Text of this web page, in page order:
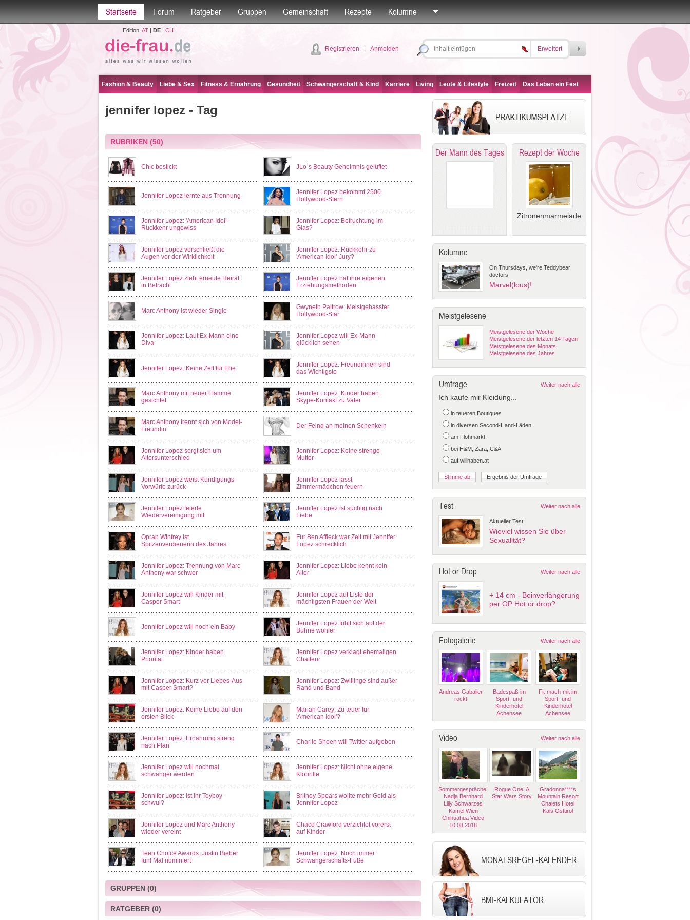
Startseite Forum Ratgeber Gruppen Gemeinschaft Rezepte Kolumne
Edition: AT| DE| CH
Registrieren Anmelden Erweitert
Fashion & Beauty Liebe & Sex Fitness & Ernährung Gesundheit Schwangerschaft & Kind Karriere Living Leute & Lifestyle Freizeit Das Leben ein Fest
jennifer lopez - Tag
RUBRIKEN(50)
Chic bestickt JLo`s Beauty Geheimnis gelüftet
Jennifer Lopez lernte aus Trennung
Jennifer Lopez bekommt 2500.
Hollywood-Stern
Jennifer Lopez: 'American Idol'-
Rückkehr ungewiss
Jennifer Lopez: Befruchtung im
Glas?
Jennifer Lopez verschließt die
Augen vor der Wirklichkeit
Jennifer Lopez: Rückkehr zu
'American Idol'-Jury?
Jennifer Lopez zieht erneute Heirat
in Betracht
Jennifer Lopez hat ihre eigenen
Erziehungsmethoden
Marc Anthony ist wieder Single
Gwyneth Paltrow: Meistgehasster
Hollywood-Star
Jennifer Lopez: Laut Ex-Mann eine
Diva
Jennifer Lopez will Ex-Mann
glücklich sehen
Jennifer Lopez: Keine Zeit für Ehe
Jennifer Lopez: Freundinnen sind
das Wichtigste
Marc Anthony mit neuer Flamme
gesichtet
Jennifer Lopez: Kinder haben
Skype-Kontakt zu Vater
Marc Anthony trennt sich von Model-
Freundin
Der Feind an meinen Schenkeln
Jennifer Lopez sorgt sich um
Altersunterschied
Jennifer Lopez: Keine strenge
Mutter
Jennifer Lopez weist Kündigungs-
Vorwürfe zurück
Jennifer Lopez lässt
Zimmermädchen feuern
Jennifer Lopez feierte
Wiedervereinigung mit
Jennifer Lopez ist süchtig nach
Liebe
Oprah Winfrey ist
Spitzenverdienerin des Jahres
Für Ben Affleck war Zeit mit Jennifer
Lopez schrecklich
Jennifer Lopez: Trennung von Marc
Anthony war schwer
Jennifer Lopez: Liebe kennt kein
Alter
Jennifer Lopez will Kinder mit
Casper Smart
Jennifer Lopez auf Liste der
mächtigsten Frauen der Welt
Jennifer Lopez will noch ein Baby
Jennifer Lopez fühlt sich auf der
Bühne wohler
Jennifer Lopez: Kinder haben
Priorität
Jennifer Lopez verklagt ehemaligen
Chaffeur
Jennifer Lopez: Kurz vor Liebes-Aus
mit Casper Smart?
Jennifer Lopez: Zwillinge sind außer
Rand und Band
Jennifer Lopez: Keine Liebe auf den
ersten Blick
Mariah Carey: Zu teuer für
'American Idol'?
Jennifer Lopez: Ernährung streng
nach Plan
Charlie Sheen will Twitter aufgeben
Jennifer Lopez will nochmal
schwanger werden
Jennifer Lopez: Nicht ohne eigene
Klobrille
Jennifer Lopez: Ist ihr Toyboy
schwul?
Britney Spears wollte mehr Geld als
Jennifer Lopez
Jennifer Lopez und Marc Anthony
wieder vereint
Chace Crawford verzichtet vorerst
auf Kinder
Teen Choice Awards: Justin Bieber
fünf Mal nominiert
Jennifer Lopez: Noch immer
Schwangerschafts-Füße
GRUPPEN(0)
RATGEBER(0)
Der Mann des Tages Rezept der Woche
Zitronenmarmelade
Kolumne
On Thursdays, we're Teddybear
doctors
Marvel(lous)!
Meistgelesene
Meistgelesene der Woche
Meistgelesene der letzten 14 Tagen
Meistgelesene des Monats
Meistgelesene des Jahres
Umfrage Weiter nach alle
Ich kaufe mir Kleidung...
in teueren Boutiques
in diversen Second-Hand-Läden
am Flohmarkt
bei H&M, Zara, C&A
auf willhaben.at
Test Weiter nach alle
Aktueller Test:
Wieviel wissen Sie über
Sexualität?
Hot or Drop Weiter nach alle
+ 14 cm - Beinverlängerung
per OP Hot or drop?
Fotogalerie Weiter nach alle
Andreas Gabalier
rockt
Badespaß im
Sport- und
Kinderhotel
Achensee
Fit-mach-mit im
Sport- und
Kinderhotel
Achensee
Video Weiter nach alle
Sommergespräche:
Nadja Bernhard
Lilly Schwarzes
Kamel Wien
Chihuahua Video
10 08 2018
Rogue One: A
Star Wars Story
Gradonna****s
Mountain Resort
Chalets Hotel
Kals Osttirol
MONATSREGEL-KALENDER
BMI-KALKULATOR